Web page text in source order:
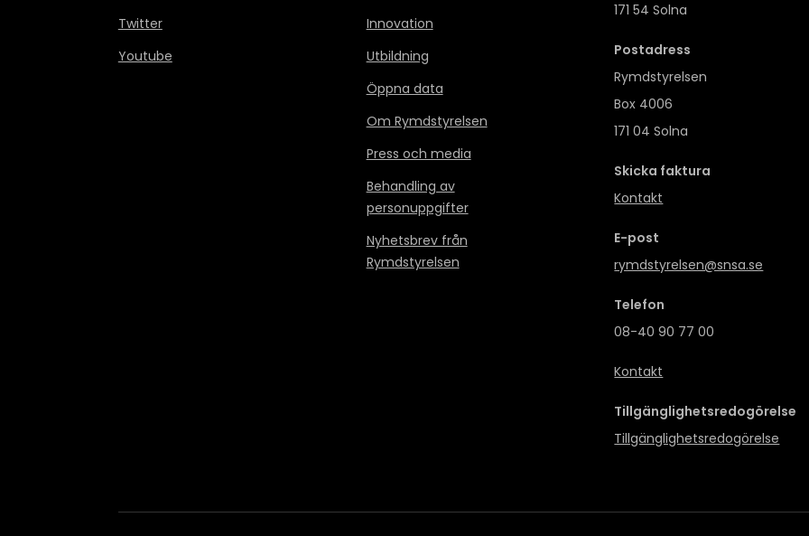
Twitter
Youtube
Innovation
Utbildning
Öppna data
Om Rymdstyrelsen
Press och media
Behandling av
personuppgifter
Nyhetsbrev från
Rymdstyrelsen
171 54 Solna
Postadress
Rymdstyrelsen
Box 4006
171 04 Solna
Skicka faktura
Kontakt
E-post
rymdstyrelsen@snsa.se
Telefon
08-40 90 77 00
Kontakt
Tillgänglighetsredogörelse
Tillgänglighetsredogörelse